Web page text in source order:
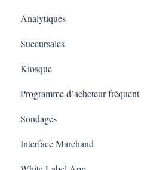
Heartland
Gorgias
Judge.me
Amazon Business
A La Carte
Tournez et gagnez
Achat des cartes-cadeaux
Cartes cadeaux sur
Analytiques
Tableau de bords
Marketing
Succursales
Employés
Kiosque
Programme d’acheteur fréquent
Sondages
Interface Marchand